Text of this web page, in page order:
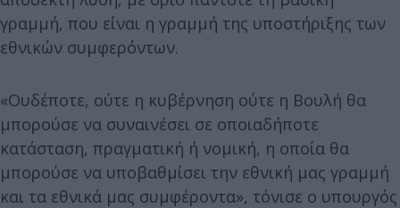
γραμμή, που είναι η γραμμή της υποστήριξης των
εθνικών συμφερόντων.
«Ουδέποτε, ούτε η κυβέρνηση ούτε η Βουλή θα
μπορούσε να συναινέσει σε οποιαδήποτε
κατάσταση, πραγματική ή νομική, η οποία θα
μπορούσε να υποβαθμίσει την εθνική μας γραμμή
και τα εθνικά μας συμφέροντα», τόνισε ο υπουργός